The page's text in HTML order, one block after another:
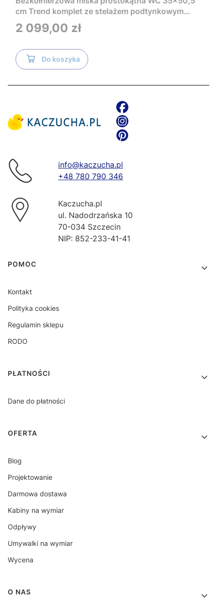
cm Trend komplet ze stelażem podtynkowym
Tece i czarnym przyciskiem TeceNow
TR2216+Tece
Cena
2 099,00 zł
Do koszyka
info@kaczucha.pl
+48 780 790 346
Kaczucha.pl
ul. Nadodrzańska 10
70-034 Szczecin
NIP: 852-233-41-41
Linki w stopce
POMOC
Kontakt
Polityka cookies
Regulamin sklepu
RODO
PŁATNOŚCI
Dane do płatności
OFERTA
Blog
Projektowanie
Darmowa dostawa
Kabiny na wymiar
Odpływy
Umywalki na wymiar
Wycena
O NAS